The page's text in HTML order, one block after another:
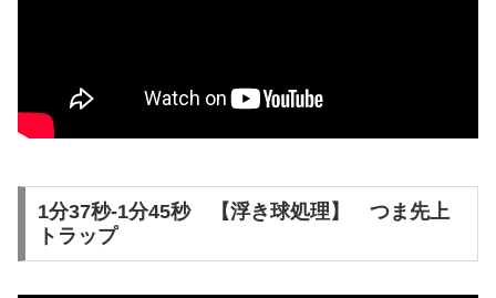
1分37秒-1分45秒 【浮き球処理】 つま先上
トラップ